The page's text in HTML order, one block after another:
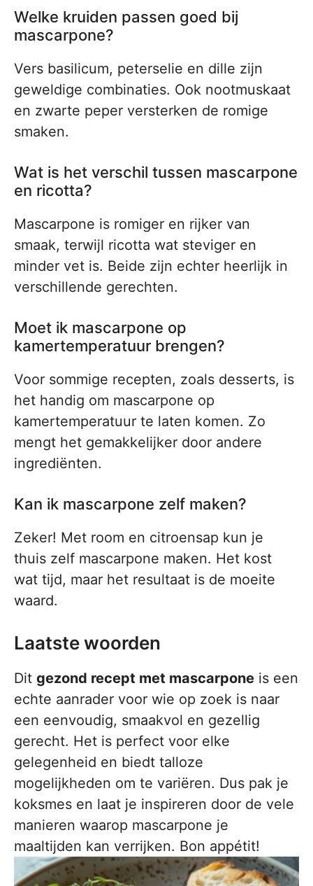
Welke kruiden passen goed bij
mascarpone?
Vers basilicum, peterselie en dille zijn
geweldige combinaties. Ook nootmuskaat
en zwarte peper versterken de romige
smaken.
Wat is het verschil tussen mascarpone
en ricotta?
Mascarpone is romiger en rijker van
smaak, terwijl ricotta wat steviger en
minder vet is. Beide zijn echter heerlijk in
verschillende gerechten.
Moet ik mascarpone op
kamertemperatuur brengen?
Voor sommige recepten, zoals desserts, is
het handig om mascarpone op
kamertemperatuur te laten komen. Zo
mengt het gemakkelijker door andere
ingrediënten.
Kan ik mascarpone zelf maken?
Zeker! Met room en citroensap kun je
thuis zelf mascarpone maken. Het kost
wat tijd, maar het resultaat is de moeite
waard.
Laatste woorden
Dit gezond recept met mascarpone is een
echte aanrader voor wie op zoek is naar
een eenvoudig, smaakvol en gezellig
gerecht. Het is perfect voor elke
gelegenheid en biedt talloze
mogelijkheden om te variëren. Dus pak je
koksmes en laat je inspireren door de vele
manieren waarop mascarpone je
maaltijden kan verrijken. Bon appétit!